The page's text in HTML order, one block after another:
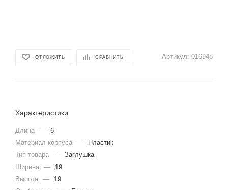
ОТЛОЖИТЬ СРАВНИТЬ Артикул: 016948
Характеристики
Длина — 6
Материал корпуса —
Пластик
Тип товара — Заглушка
Ширина —
19
Высота —
19